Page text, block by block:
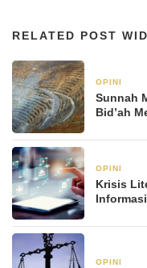
RELATED POST
OPINI
Sunnah
Bid’ah
OPINI
Krisis
Informasi
OPINI